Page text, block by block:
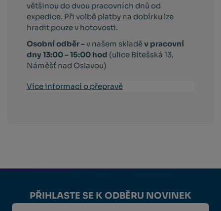
většinou do dvou pracovních dnů od
expedice. Při volbě platby na dobírku lze
hradit pouze v hotovosti.
Osobní odběr –v našem skladěv pracovní
dny 13:00 – 15:00 hod (ulice Bítešská 13,
Náměšť nad Oslavou)
Více informací o přepravě
PŘIHLASTE SE K ODBĚRU NOVINEK